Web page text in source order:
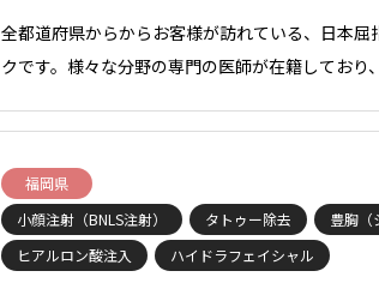
全都道府県からからお客様が訪れている、日本屈
クです。様々な分野の専門の医師が在籍しており
福岡県
小顔注射（BNLS注射）
タトゥー除去
豊胸（
ヒアルロン酸注入
ハイドラフェイシャル